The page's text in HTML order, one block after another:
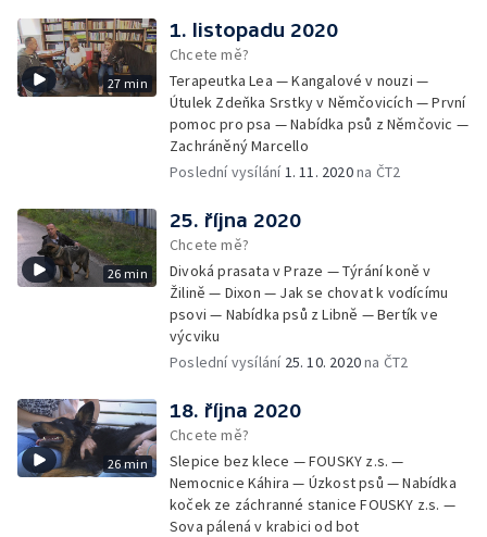
27 min
1. listopadu 2020
Chcete mě?
Terapeutka Lea — Kangalové v nouzi —
Útulek Zdeňka Srstky v Němčovicích — První
pomoc pro psa — Nabídka psů z Němčovic —
Zachráněný Marcello
Poslední vysílání1. 11. 2020na ČT2
26 min
25. října 2020
Chcete mě?
Divoká prasata v Praze — Týrání koně v
Žilině — Dixon — Jak se chovat k vodícímu
psovi — Nabídka psů z Libně — Bertík ve
výcviku
Poslední vysílání 25. 10. 2020na ČT2
26 min
18. října 2020
Chcete mě?
Slepice bez klece — FOUSKY z.s. —
Nemocnice Káhira — Úzkost psů — Nabídka
koček ze záchranné stanice FOUSKY z.s. —
Sova pálená v krabici od bot